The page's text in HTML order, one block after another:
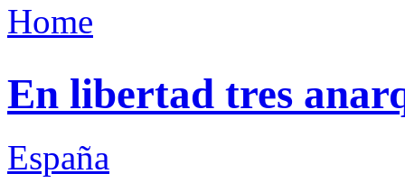
Home
En libertad tres
España